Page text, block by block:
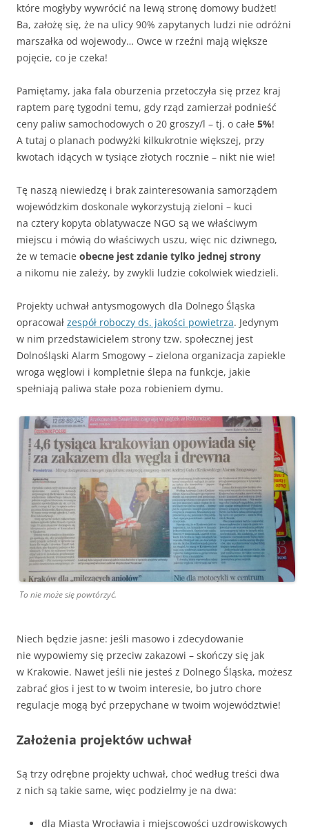
które mogłyby wywrócić na lewą stronę domowy budżet!
Ba, założę się, że na ulicy 90% zapytanych ludzi nie odróżni
marszałka od wojewody… Owce w rzeźni mają większe
pojęcie, co je czeka!
Pamiętamy, jaka fala oburzenia przetoczyła się przez kraj
raptem parę tygodni temu, gdy rząd zamierzał podnieść
ceny paliw samochodowych o 20 groszy/l – tj. o całe 5%!
A tutaj o planach podwyżki kilkukrotnie większej, przy
kwotach idących w tysiące złotych rocznie – nikt nie wie!
Tę naszą niewiedzę i brak zainteresowania samorządem
wojewódzkim doskonale wykorzystują zieloni – kuci
na cztery kopyta oblatywacze NGO są we właściwym
miejscu i mówią do właściwych uszu, więc nic dziwnego,
że w temacie obecne jest zdanie tylko jednej strony
a nikomu nie zależy, by zwykli ludzie cokolwiek wiedzieli.
Projekty uchwał antysmogowych dla Dolnego Śląska
opracował zespół roboczy ds. jakości powietrza. Jedynym
w nim przedstawicielem strony tzw. społecznej jest
Dolnośląski Alarm Smogowy – zielona organizacja zapiekle
wroga węglowi i kompletnie ślepa na funkcje, jakie
spełniają paliwa stałe poza robieniem dymu.
To nie może się powtórzyć.
Niech będzie jasne: jeśli masowo i zdecydowanie
nie wypowiemy się przeciw zakazowi – skończy się jak
w Krakowie. Nawet jeśli nie jesteś z Dolnego Śląska, możesz
zabrać głos i jest to w twoim interesie, bo jutro chore
regulacje mogą być przepychane w twoim województwie!
Założenia projektów uchwał
Są trzy odrębne projekty uchwał, choć według treści dwa
z nich są takie same, więc podzielmy je na dwa:
dla Miasta Wrocławia i miejscowości uzdrowiskowych